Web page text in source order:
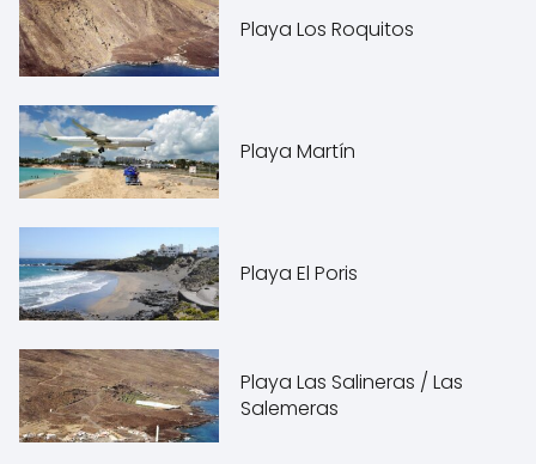
Playa Los Roquitos
Playa Martín
Playa El Poris
Playa Las Salineras / Las
Salemeras